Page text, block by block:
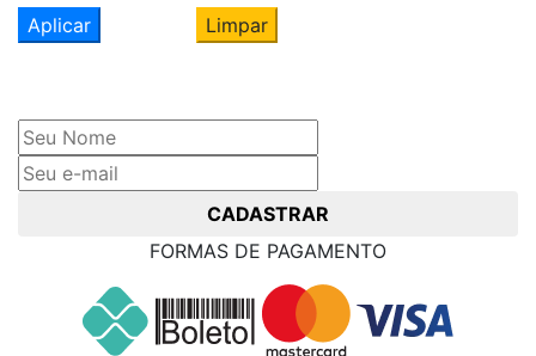
Aplicar Limpar
CADASTRAR
FORMAS DE PAGAMENTO